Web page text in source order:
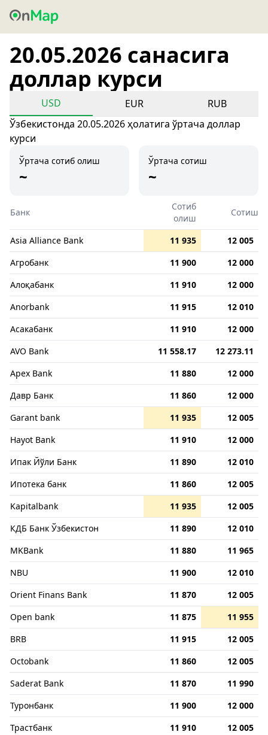
20.05.2026 санасига
доллар курси
USD EUR
RUB
Ўзбекистонда 20.05.2026 ҳолатига ўртача доллар
курси
Ўртача сотиб олиш
~
Ўртача сотиш
~
Банк
Сотиб
олиш
Сотиш
Asia Alliance Bank 11 935
12 005
Агробанк
11 900
12 000
Алоқабанк
11 910
12 000
Anorbank
11 915
12 010
Асакабанк
11 910
12 000
AVO Bank
11 558.17
12 273.11
Apex Bank
11 880
12 000
Давр Банк
11 860
12 000
Garant bank
11 935
12 005
Hayot Bank
11 910
12 000
Ипак Йўли Банк
11 890
12 010
Ипотека банк
11 860
12 005
Kapitalbank
11 935
12 005
КДБ Банк Ўзбекистон
11 890
12 010
MKBank
11 880
11 965
NBU
11 900
12 010
Orient Finans Bank
11 870
12 005
Open bank
11 875
11 955
BRB
11 915
12 005
Octobank
11 860
12 005
Saderat Bank
11 870
11 990
Туронбанк
11 900
12 000
Трастбанк
11 910
12 005